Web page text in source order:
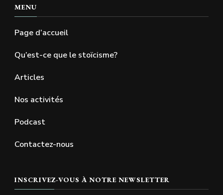
MENU
Page d’accueil
Qu’est-ce que le stoïcisme?
Articles
Nos activités
Podcast
Contactez-nous
INSCRIVEZ-VOUS À NOTRE NEWSLETTER